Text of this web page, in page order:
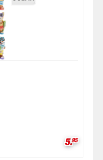
5.95